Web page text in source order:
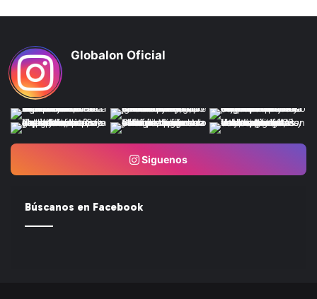
Globalon Oficial
Siguenos
Búscanos en Facebook